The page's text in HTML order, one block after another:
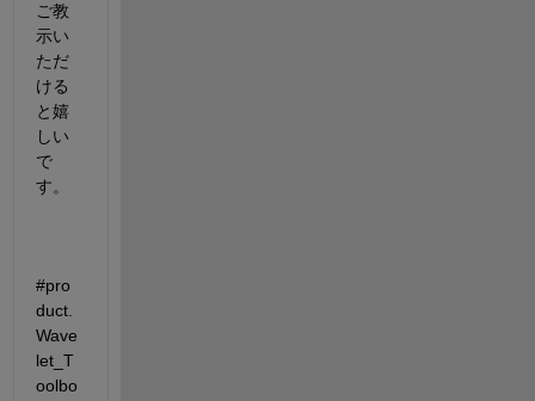
ご教
示い
ただ
ける
と嬉
しい
で
す。
#pro
duct.
Wave
let_T
oolbo